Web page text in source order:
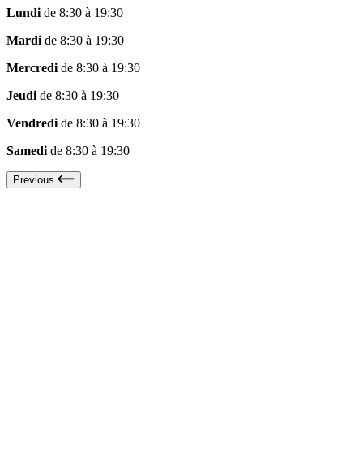
Lundi de 8:30 à 19:30
Mardi de 8:30 à 19:30
Mercredi de 8:30 à 19:30
Jeudi de 8:30 à 19:30
Vendredi de 8:30 à 19:30
Samedi de 8:30 à 19:30
Previous